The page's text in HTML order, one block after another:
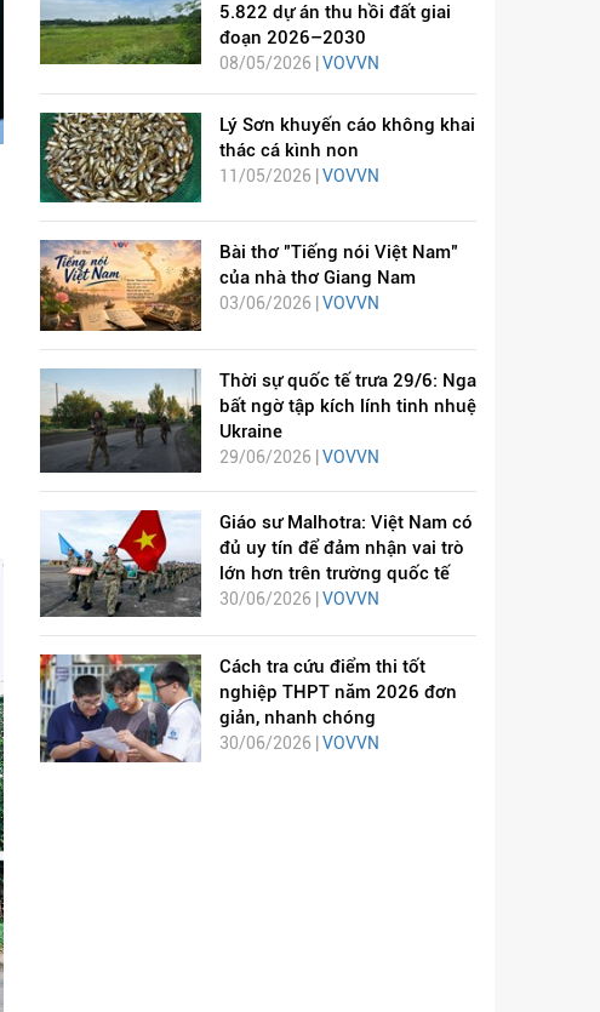
5.822 dự án thu hồi đất giai
đoạn 2026–2030
08/05/2026 | VOVVN
Lý Sơn khuyến cáo không khai
thác cá kình non
11/05/2026 | VOVVN
Bài thơ "Tiếng nói Việt Nam"
của nhà thơ Giang Nam
03/06/2026 | VOVVN
Thời sự quốc tế trưa 29/6: Nga
bất ngờ tập kích lính tinh nhuệ
Ukraine
29/06/2026 |VOVVN
Giáo sư Malhotra: Việt Nam có
đủ uy tín để đảm nhận vai trò
lớn hơn trên trường quốc tế
30/06/2026 | VOVVN
Cách tra cứu điểm thi tốt
nghiệp THPT năm 2026 đơn
giản, nhanh chóng
30/06/2026 | VOVVN